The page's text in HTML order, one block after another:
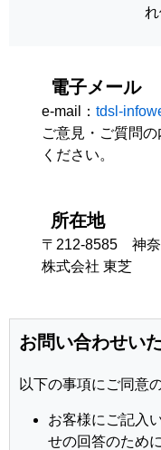
れ
電子メール
e-mail： tdsl-
ご意見・ご質問
ください。
所在地
〒212-8585 神奈
株式会社 東芝
お問い合わせい
以下の事項にご同意
お客様にご記入
せの回答のため